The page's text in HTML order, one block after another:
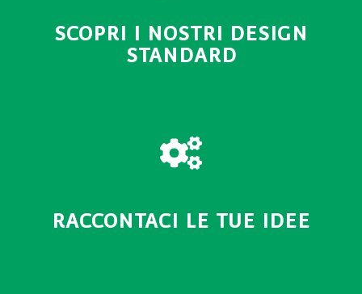
SCOPRI I NOSTRI DESIGN
STANDARD
RACCONTACI LE TUE IDEE